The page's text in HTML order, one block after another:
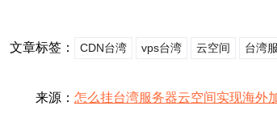
文章标签： CDN台湾 vps台湾 云空间 台湾
来源： 怎么挂台湾服务器云空间实现海外